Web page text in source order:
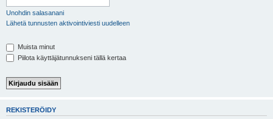
Unohdin salasanani
Lähetä tunnusten aktivointiviesti uudelleen
Muista minut
Piilota käyttäjätunnukseni tällä kertaa
REKISTERÖIDY